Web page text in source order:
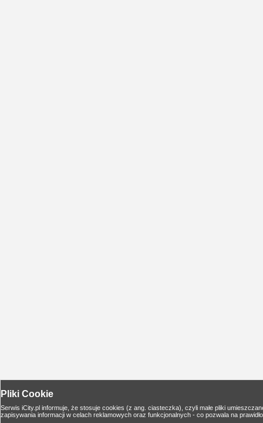
Pliki Cookie
Serwis iCity.pl informuje, że stosuje cookies (z ang. ciasteczka), czyli małe pliki
zapisywania informacji w celach reklamowych oraz funkcjonalnych - co pozwala na